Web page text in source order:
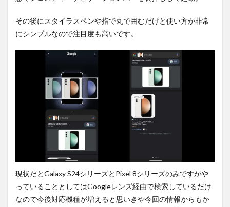
手数
料不
要の
その後にスタイラスペンや指で丸で囲むだけと使い方が非常
にシンプルなので注目度も高いです。
現状だとGalaxy S24シリーズとPixel 8シリーズのみですがや
っていることとしてはGoogleレンズ経由で検索しているだけ
なので今後対応機種が増えると思いきや今回の情報からもか